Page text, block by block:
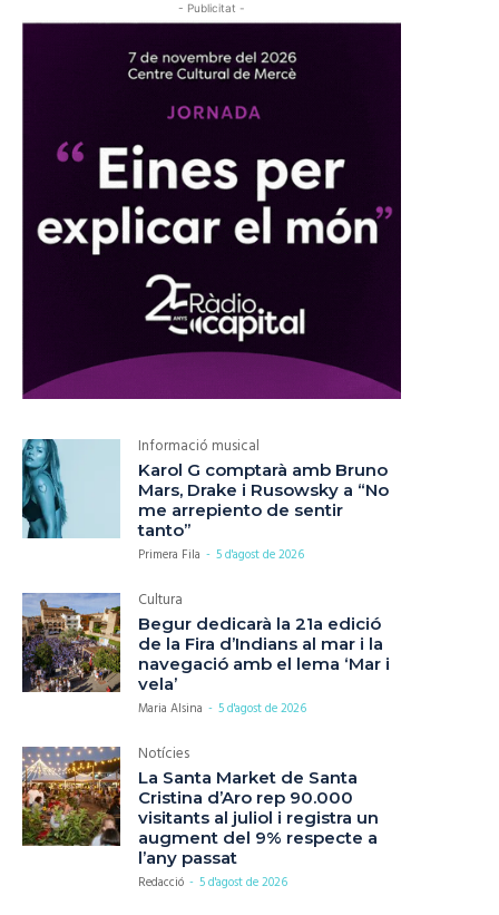
- Publicitat -
Informació musical
Karol G comptarà amb Bruno
Mars, Drake i Rusowsky a “No
me arrepiento de sentir
tanto”
Primera Fila - 5 d'agost de 2026
Cultura
Begur dedicarà la 21a edició
de la Fira d’Indians al mar i la
navegació amb el lema ‘Mar i
vela’
Maria Alsina - 5 d'agost de 2026
Notícies
La Santa Market de Santa
Cristina d’Aro rep 90.000
visitants al juliol i registra un
augment del 9% respecte a
l’any passat
Redacció - 5 d'agost de 2026